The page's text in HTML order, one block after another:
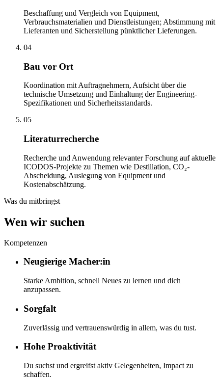
Beschaffung und Vergleich von Equipment,
Verbrauchsmaterialien und Dienstleistungen; Abstimmung mit
Lieferanten und Sicherstellung pünktlicher Lieferungen.
04
Bau vor Ort
Koordination mit Auftragnehmern, Aufsicht über die
technische Umsetzung und Einhaltung der Engineering-
Spezifikationen und Sicherheitsstandards.
05
Literaturrecherche
Recherche und Anwendung relevanter Forschung auf aktuelle
ICODOS-Projekte zu Themen wie Destillation, CO₂-
Abscheidung, Auslegung von Equipment und
Kostenabschätzung.
Was du mitbringst
Wen wir suchen
Kompetenzen
Neugierige Macher:in
Starke Ambition, schnell Neues zu lernen und dich
anzupassen.
Sorgfalt
Zuverlässig und vertrauenswürdig in allem, was du tust.
Hohe Proaktivität
Du suchst und ergreifst aktiv Gelegenheiten, Impact zu
schaffen.